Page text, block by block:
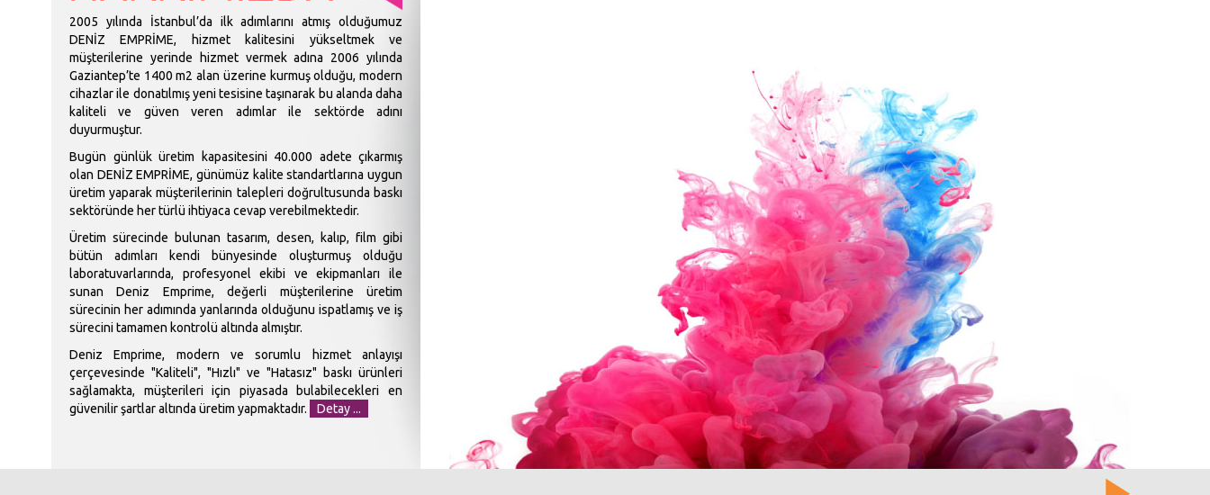
2005 yılında İstanbul’da ilk adımlarını atmış olduğumuz
DENİZ EMPRİME, hizmet kalitesini yükseltmek ve
müşterilerine yerinde hizmet vermek adına 2006 yılında
Gaziantep’te 1400 m2 alan üzerine kurmuş olduğu, modern
cihazlar ile donatılmış yeni tesisine taşınarak bu alanda daha
kaliteli ve güven veren adımlar ile sektörde adını
duyurmuştur.
Bugün günlük üretim kapasitesini 40.000 adete çıkarmış
olan DENİZ EMPRİME, günümüz kalite standartlarına uygun
üretim yaparak müşterilerinin talepleri doğrultusunda baskı
sektöründe her türlü ihtiyaca cevap verebilmektedir.
Üretim sürecinde bulunan tasarım, desen, kalıp, film gibi
bütün adımları kendi bünyesinde oluşturmuş olduğu
laboratuvarlarında, profesyonel ekibi ve ekipmanları ile
sunan Deniz Emprime, değerli müşterilerine üretim
sürecinin her adımında yanlarında olduğunu ispatlamış ve iş
sürecini tamamen kontrolü altında almıştır.
Deniz Emprime, modern ve sorumlu hizmet anlayışı
çerçevesinde "Kaliteli", "Hızlı" ve "Hatasız" baskı ürünleri
sağlamakta, müşterileri için piyasada bulabilecekleri en
güvenilir şartlar altında üretim yapmaktadır.
Detay ...